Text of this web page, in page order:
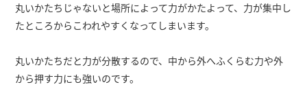
丸いかたちじゃないと場所によって力がかたよって、力が集中し
たところからこわれやすくなってしまいます。
丸いかたちだと力が分散するので、中から外へふくらむ力や外
から押す力にも強いのです。